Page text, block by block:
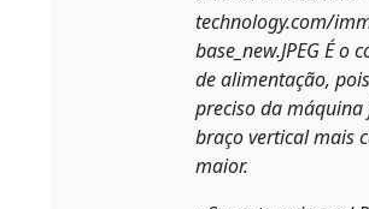
technology.com/
base_new.JPEGÉ o
de alimentação,
preciso da
braço vertical mais
maior.